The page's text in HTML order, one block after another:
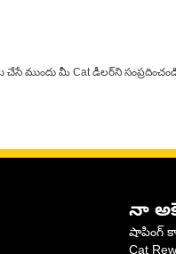
మీ Cat డీలర్‌ని
నా
షాపింగ్